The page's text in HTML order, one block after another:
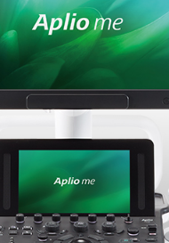
search